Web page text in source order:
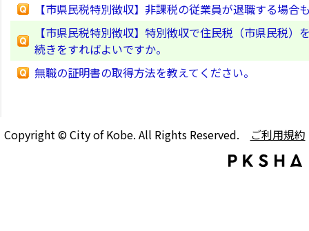
【市県民税特別徴収】非課税の従業員が退職する場
【市県民税特別徴収】特別徴収で住民税（市県民税
続きをすればよいですか。
無職の証明書の取得方法を教えてください。
Copyright © City of Kobe. All Rights Reserved. ご利用規約